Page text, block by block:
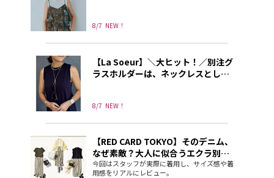
8/7 NEW！
8/7 NEW！
【La Soeur】＼大ヒット！／別注グ
ラスホルダーは、ネックレスとして
【RED CARD TOKYO】そのデニム、
なぜ素敵？大人に似合うエクラ別注
ベージュ
今回はスタッフが実際に着用し、サイズ感や着
用感をリアルにレビュー。